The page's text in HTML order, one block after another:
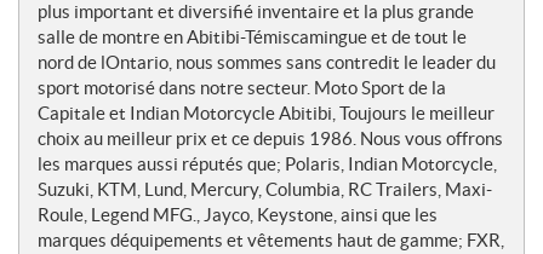
plus important et diversifié inventaire et la plus grande
salle de montre en Abitibi-Témiscamingue et de tout le
nord de lOntario, nous sommes sans contredit le leader du
sport motorisé dans notre secteur. Moto Sport de la
Capitale et Indian Motorcycle Abitibi, Toujours le meilleur
choix au meilleur prix et ce depuis 1986. Nous vous offrons
les marques aussi réputés que; Polaris, Indian Motorcycle,
Suzuki, KTM, Lund, Mercury, Columbia, RC Trailers, Maxi-
Roule, Legend MFG., Jayco, Keystone, ainsi que les
marques déquipements et vêtements haut de gamme; FXR,